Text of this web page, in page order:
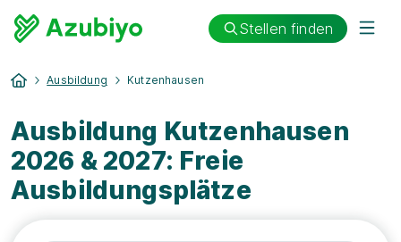
Stellen finden
Ausbildung Kutzenhausen
Ausbildung Kutzenhausen
2026 & 2027: Freie
Ausbildungsplätze